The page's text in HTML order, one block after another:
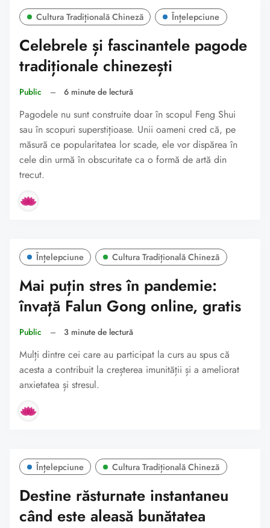
Cultura Tradițională Chineză Înțelepciune
Celebrele și fascinantele pagode
tradiționale chinezești
Public – 6 minute de lectură
Pagodele nu sunt construite doar în scopul Feng Shui
sau în scopuri superstițioase. Unii oameni cred că, pe
măsură ce popularitatea lor scade, ele vor dispărea în
cele din urmă în obscuritate ca o formă de artă din
trecut.
Înțelepciune Cultura Tradițională Chineză
Mai puțin stres în pandemie:
învață Falun Gong online, gratis
Public – 3 minute de lectură
Mulți dintre cei care au participat la curs au spus că
acesta a contribuit la creșterea imunității și a ameliorat
anxietatea și stresul.
Înțelepciune Cultura Tradițională Chineză
Destine răsturnate instantaneu
când este aleasă bunătatea